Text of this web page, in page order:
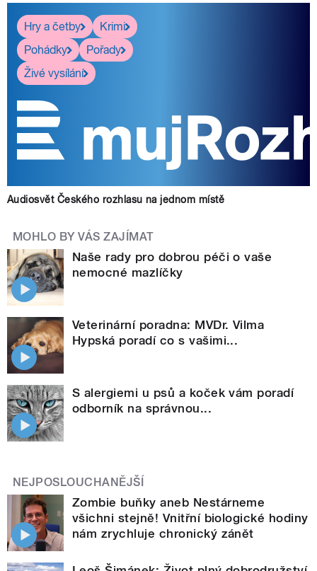
Hry a četby
Krimi
Pohádky
Pořady
Živé vysílání
Audiosvět Českého rozhlasu na jednom místě
MOHLO BY VÁS ZAJÍMAT
Naše rady pro dobrou péči o vaše
nemocné mazlíčky
Veterinární poradna: MVDr. Vilma
Hypská poradí co s vašimi...
S alergiemi u psů a koček vám poradí
odborník na správnou...
NEJPOSLOUCHANĚJŠÍ
Zombie buňky aneb Nestárneme
všichni stejně! Vnitřní biologické hodiny
nám zrychluje chronický zánět